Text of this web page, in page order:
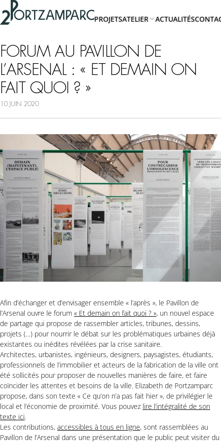
Accéder à l'en-tête
Accéder au contenu principal
Accéder au pied de page
2portzamparc
PROJETSATELIER
PROPOS
EQUIPE
ACTUALITÉS
FORUM AU PAVILLON DE
L’ARSENAL : « ET DEMAIN ON
FAIT QUOI ? »
10 JUIN 2020
Afin d’échanger et d’envisager ensemble « l’après », le Pavillon de
l’Arsenal ouvre le forum « Et demain on fait quoi ? », un nouvel espace
de partage qui propose de rassembler articles, tribunes, dessins,
projets (…) pour nourrir le débat sur les problématiques urbaines déjà
existantes ou inédites révélées par la crise sanitaire.
Architectes, urbanistes, ingénieurs, designers, paysagistes, étudiants,
professionnels de l’immobilier et acteurs de la fabrication de la ville ont
été sollicités pour proposer de nouvelles manières de faire, et faire
coïncider les attentes et besoins de la ville. Elizabeth de Portzamparc
propose, dans son texte « Ce qu’on n’a pas fait hier », de privilégier le
local et l’économie de proximité. Vous pouvez lire l’intégralité de son
texte ici.
Les contributions, accessibles à tous en ligne, sont rassemblées au
Pavillon de l’Arsenal dans une présentation que le public peut visiter du